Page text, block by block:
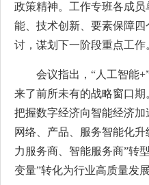
政策精神。工作专班各成
能、技术创新、要素保障
讨，谋划下一阶段重点工作
会议指出，“人工智能
来了前所未有的战略窗口期
把握数字经济向智能经济
网络、产品、服务智能化
力服务商、智能服务商”转
变量”转化为行业高质量发展